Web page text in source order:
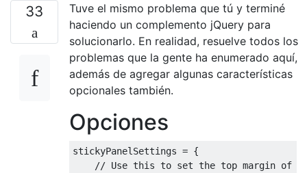
33
Tuve el mismo problema que tú y terminé
haciendo un complemento jQuery para
solucionarlo. En realidad, resuelve todos los
problemas que la gente ha enumerado aquí,
además de agregar algunas características
opcionales también.
Opciones
stickyPanelSettings = {
// Use this to set the top margin of